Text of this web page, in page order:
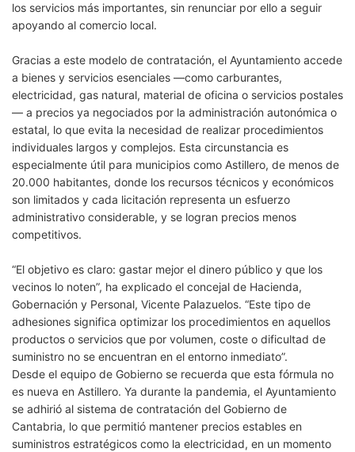
los servicios más importantes, sin renunciar por ello a seguir
apoyando al comercio local.
Gracias a este modelo de contratación, el Ayuntamiento accede
a bienes y servicios esenciales —como carburantes,
electricidad, gas natural, material de oficina o servicios postales
— a precios ya negociados por la administración autonómica o
estatal, lo que evita la necesidad de realizar procedimientos
individuales largos y complejos. Esta circunstancia es
especialmente útil para municipios como Astillero, de menos de
20.000 habitantes, donde los recursos técnicos y económicos
son limitados y cada licitación representa un esfuerzo
administrativo considerable, y se logran precios menos
competitivos.
“El objetivo es claro: gastar mejor el dinero público y que los
vecinos lo noten”, ha explicado el concejal de Hacienda,
Gobernación y Personal, Vicente Palazuelos. “Este tipo de
adhesiones significa optimizar los procedimientos en aquellos
productos o servicios que por volumen, coste o dificultad de
suministro no se encuentran en el entorno inmediato”.
Desde el equipo de Gobierno se recuerda que esta fórmula no
es nueva en Astillero. Ya durante la pandemia, el Ayuntamiento
se adhirió al sistema de contratación del Gobierno de
Cantabria, lo que permitió mantener precios estables en
suministros estratégicos como la electricidad, en un momento